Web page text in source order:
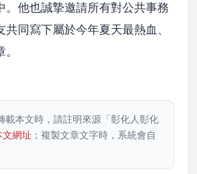
。他也誠摯邀請所有對公共事務
同寫下屬於今年夏天最熱血、
載本文時，請註明來源「彰化人彰化
文網址 ；複製文章文字時，系統會自